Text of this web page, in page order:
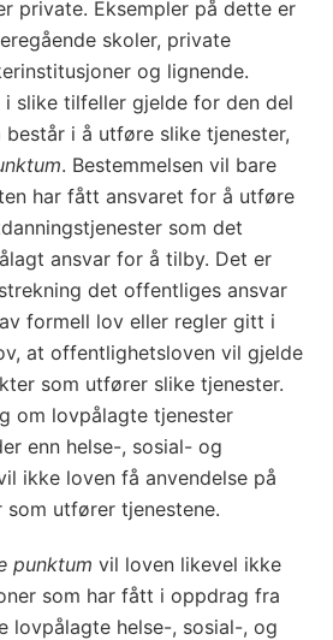
private. Eksempler på dette er
skoler, private
og lignende.
slike tilfeller gjelde for den del
i å utføre slike tjenester,
. Bestemmelsen vil bare
har fått ansvaret for å utføre
som det
ansvar for å tilby. Det er
det offentliges ansvar
formell lov eller regler gitt i
at offentlighetsloven vil gjelde
som utfører slike tjenester.
om lovpålagte tjenester
enn helse-, sosial- og
ikke loven få anvendelse på
utfører tjenestene.
punktum vil loven likevel ikke
som har fått i oppdrag fra
lovpålagte helse-, sosial-, og